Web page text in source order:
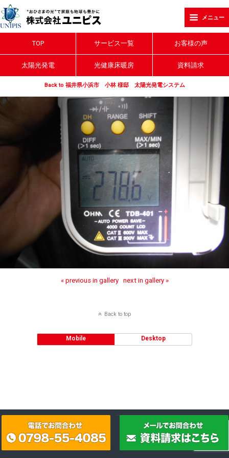
メニュー
TOP サービス一覧 お客様の声
太陽光発電 光健康床暖房 資料請求
Back to 福井県小浜市 小林 様邸 太陽光発電システム
« previous in gallery next in gallery »
Back to top
Mobile Desktop